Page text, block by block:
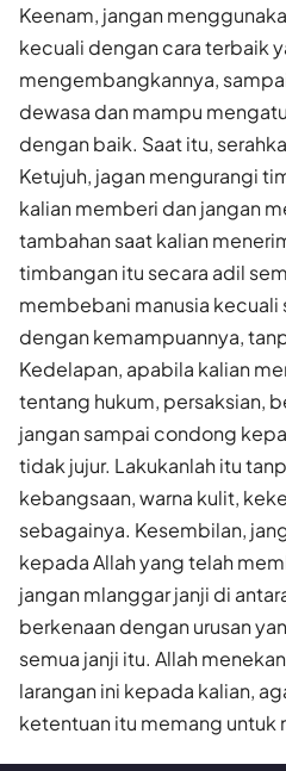
Keenam, jangan
kecuali dengan cara terbaik
mengembangkannya,
dewasa dan mampu
dengan baik. Saat itu,
Ketujuh, jagan mengurangi
kalian memberi dan jangan
tambahan saat kalian
timbangan itu secara adil
membebani manusia kecuali
dengan kemampuannya,
Kedelapan, apabila kalian
tentang hukum, persaksian,
jangan sampai condong
tidak jujur. Lakukanlah itu
kebangsaan, warna kulit,
sebagainya. Kesembilan,
kepada Allah yang telah
jangan mlanggar janji di
berkenaan dengan urusan
semua janji itu. Allah
larangan ini kepada kalian,
ketentuan itu memang untuk